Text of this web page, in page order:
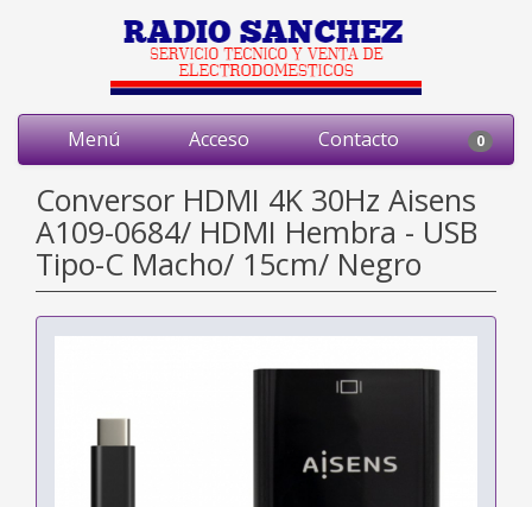
Menú Acceso Contacto 0
Conversor HDMI 4K 30Hz Aisens
A109-0684/ HDMI Hembra - USB
Tipo-C Macho/ 15cm/ Negro